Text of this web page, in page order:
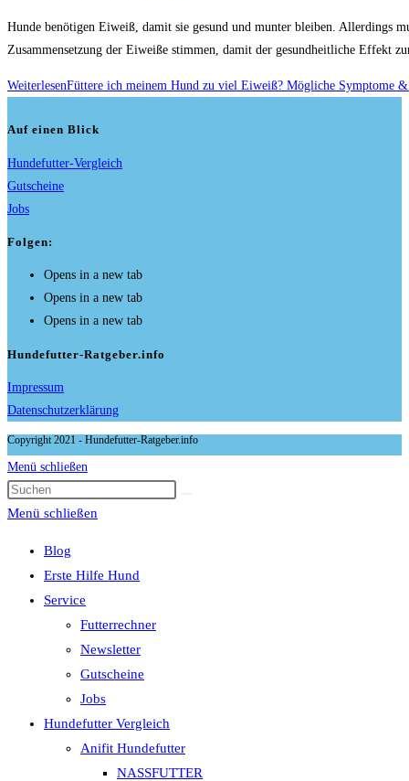
Hunde benötigen Eiweiß, damit sie gesund und munter bleiben. Allerdings
Zusammensetzung der Eiweiße stimmen, damit der gesundheitliche Effekt
WeiterlesenFüttere ich meinem Hund zu viel Eiweiß? Mögliche Symptome
Auf einen Blick
Hundefutter-Vergleich
Gutscheine
Jobs
Folgen:
Opens in a new tab
Opens in a new tab
Opens in a new tab
Hundefutter-Ratgeber.info
Impressum
Datenschutzerklärung
Copyright 2021 - Hundefutter-Ratgeber.info
Menü schließen
Menü schließen
Blog
Erste Hilfe Hund
Service
Futterrechner
Newsletter
Gutscheine
Jobs
Hundefutter Vergleich
Anifit Hundefutter
NASSFUTTER